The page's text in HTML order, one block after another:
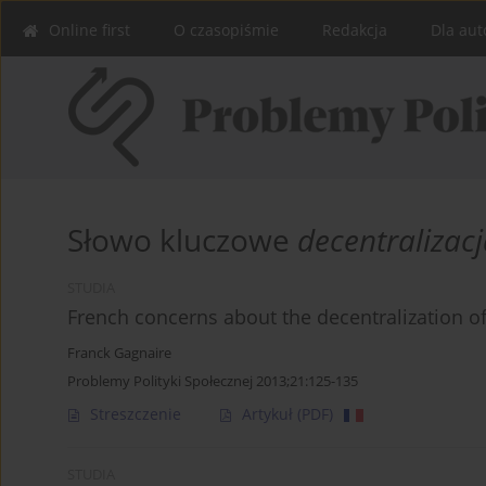
Online first O czasopiśmie Redakcja Dla
Słowo kluczowe
French concerns about the decentralization
Franck Gagnaire
Problemy Polityki Społecznej 2013;21:125-135
Streszczenie Artykuł (PDF)